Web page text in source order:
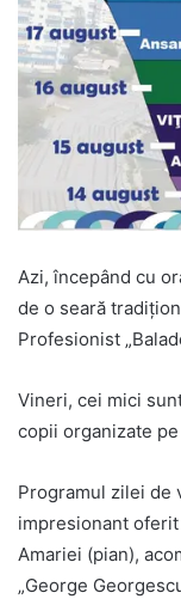
Azi, începând cu
de o seară
Profesionist
Vineri, cei mici
copii organizate
Programul zilei de
impresionant
Amariei (pian),
„George